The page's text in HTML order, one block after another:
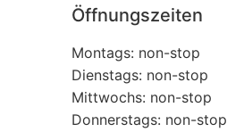
Öffnungszeiten
Montags: non-stop
Dienstags: non-stop
Mittwochs: non-stop
Donnerstags: non-stop